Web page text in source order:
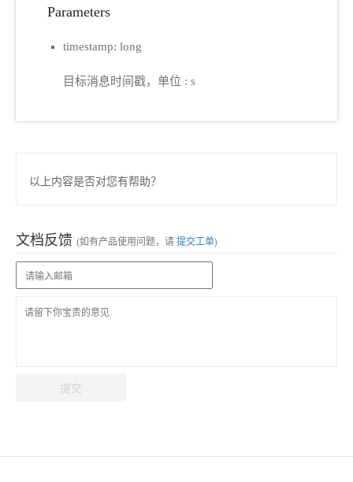
Parameters
timestamp: long
目标消息时间戳，单位 : s
以上内容是否对您有帮助？
文档反馈 (如有产品使用问题，请提交工单)
提交